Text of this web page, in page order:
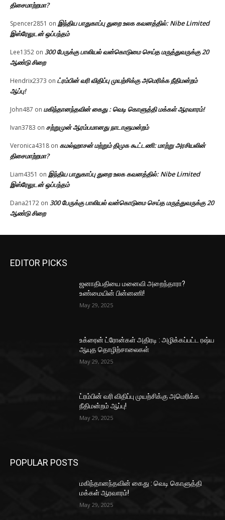
திசைமாற்றமா?
Spencer2851 onஇந்திய பாதுகாப்பு துறை உலக கவனத்தில்: Nibe Limited
இஸ்ரேலுடன் ஒப்பந்தம்
Lee1352 on 300 பேருக்கு பாலியல் வன்கொடுமை செய்த மருத்துவருக்கு 20
ஆண்டு சிறை
Hendrix2373 on ட்ரம்பின் வரி விதிப்பு முயற்சிக்கு அமெரிக்க நீதிமன்றம்
ஆப்பு!
John487 on மகிந்தானந்தவின் கைது : வெடி கொளுத்தி மக்கள் ஆரவாரம்!
Ivan3783 on சற்றுமுன் ஆரம்பமானது நாடாளுமன்றம்
Veronica4318 on கமல்ஹாசன் மற்றும் திமுக கூட்டணி: மாற்று அரசியலின்
திசைமாற்றமா?
Liam4351 onஇந்திய பாதுகாப்பு துறை உலக கவனத்தில்: Nibe Limited
இஸ்ரேலுடன் ஒப்பந்தம்
Dana2172 on 300 பேருக்கு பாலியல் வன்கொடுமை செய்த மருத்துவருக்கு 20
ஆண்டு சிறை
EDITOR PICKS
ஜனாதிபதியை மனைவி அறைந்தாரா?
உண்மையின் பின்னணி!
May 29, 2025
உக்ரைன் ட்ரோன்கள் அதிரடி : அழிக்கப்பட்ட ரஷ்ய
ஆயுத தொழிற்சாலைகள்
May 29, 2025
ட்ரம்பின் வரி விதிப்பு முயற்சிக்கு அமெரிக்க
நீதிமன்றம் ஆப்பு!
May 29, 2025
POPULAR POSTS
மகிந்தானந்தவின் கைது : வெடி கொளுத்தி
மக்கள் ஆரவாரம்!
May 29, 2025